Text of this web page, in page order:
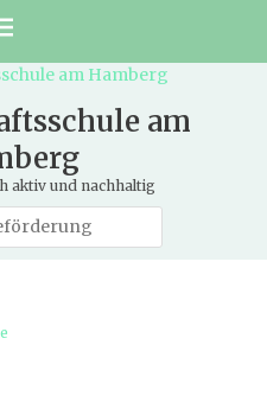
am
aktiv und nachhaltig